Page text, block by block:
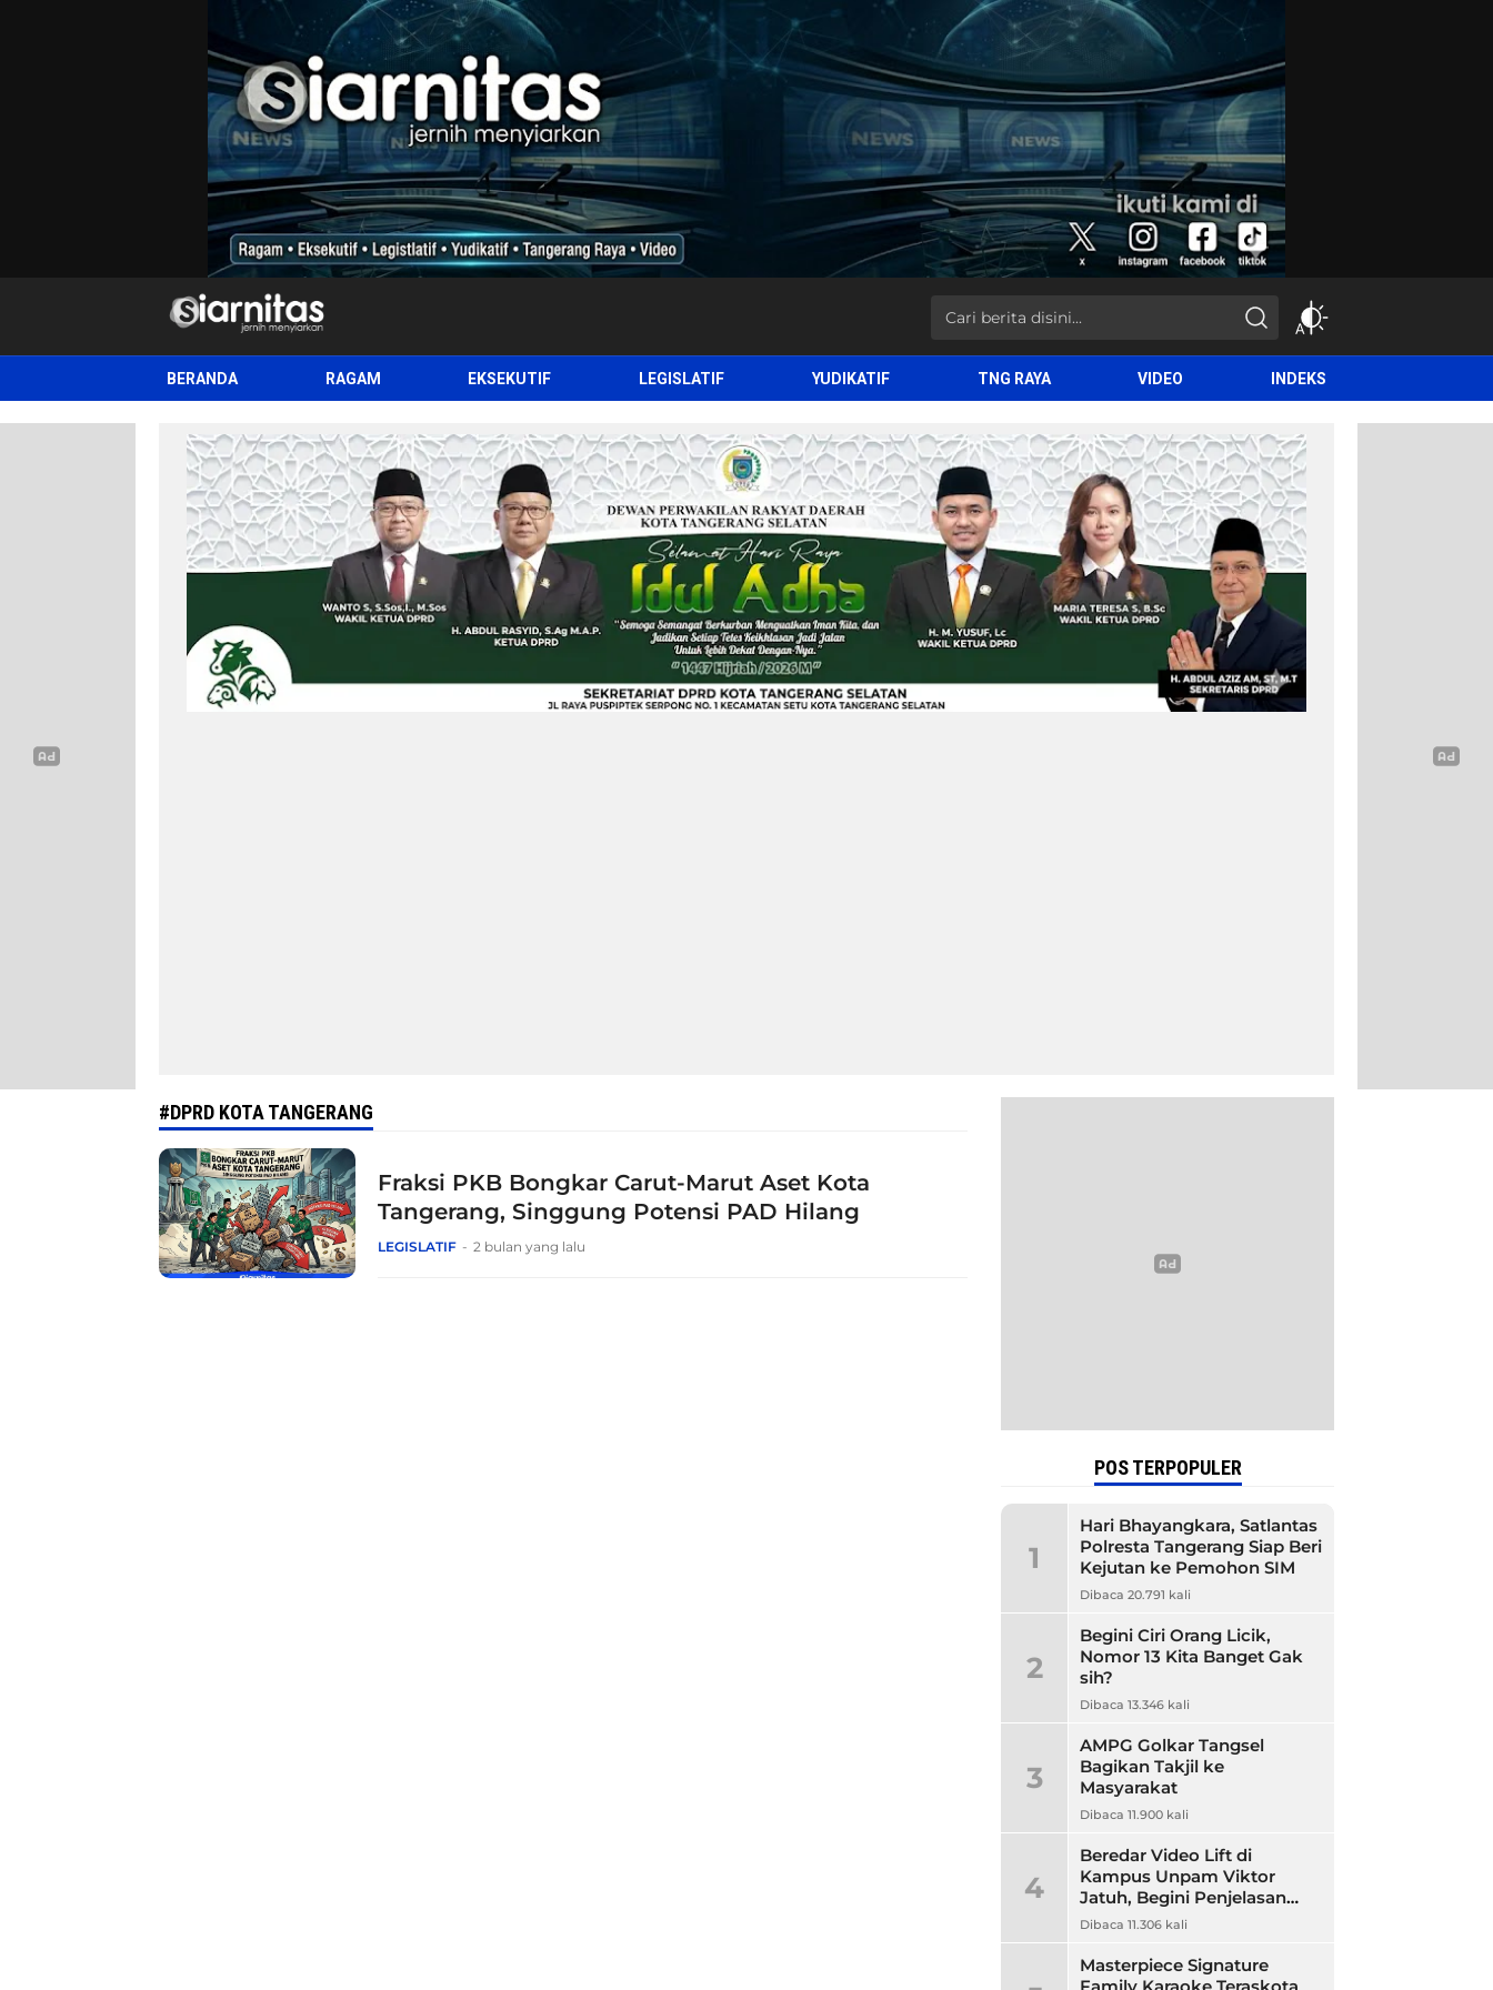
siarnitas
Jernih Menyiarkan
BERANDA RAGAM EKSEKUTIF LEGISLATIF YUDIKATIF TNG RAYA VIDEO INDEKS
#DPRD KOTA TANGERANG
Fraksi PKB Bongkar Carut-Marut Aset Kota
Tangerang, Singgung Potensi PAD Hilang
LEGISLATIF 2 bulan yang lalu
POS TERPOPULER
1
Hari Bhayangkara, Satlantas
Polresta Tangerang Siap Beri
Kejutan ke Pemohon SIM
Dibaca 20.791 kali
2
Begini Ciri Orang Licik,
Nomor 13 Kita Banget Gak
sih?
Dibaca 13.346 kali
3
AMPG Golkar Tangsel
Bagikan Takjil ke
Masyarakat
Dibaca 11.900 kali
4
Beredar Video Lift di
Kampus Unpam Viktor
Jatuh, Begini Penjelasan
Rektor Unpam
Dibaca 11.306 kali
Masterpiece Signature